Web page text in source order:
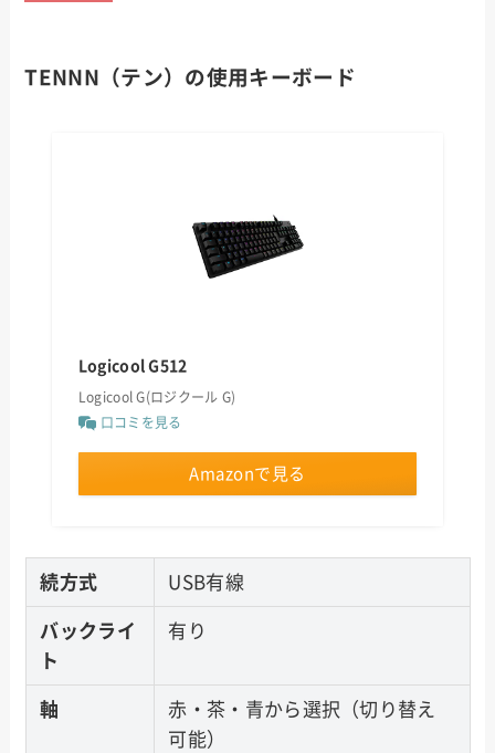
TENNN（テン）の使用キーボード
Logicool G512
Logicool G(ロジクール G)
口コミを見る
Amazonで見る
続方式 USB有線
バックライ
ト
有り
軸
赤・茶・青から選択（切り替え
可能）